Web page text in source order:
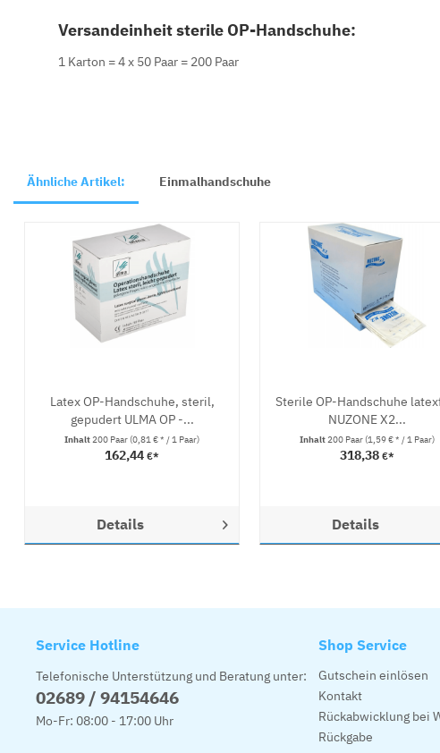
Versandeinheit sterile OP-Handschuhe:
1 Karton = 4 x 50 Paar = 200 Paar
Ähnliche Artikel: Einmalhandschuhe
Latex OP-Handschuhe, steril,
gepudert ULMA OP -...
Inhalt200 Paar(0,81 € * / 1 Paar)
162,44€*
Details
Sterile OP-Handschuhe
NUZONE X2...
Inhalt200 Paar(1,59 € * / 1 Paar)
318,38 €*
Details
Service Hotline
Telefonische Unterstützung und Beratung unter:
02689 / 94154646
Mo-Fr: 08:00 - 17:00 Uhr
Shop Service
Gutschein einlösen
Kontakt
Rückabwicklung bei
Rückgabe